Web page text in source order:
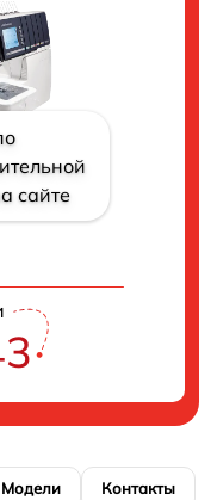
сайте
Модели Контакты